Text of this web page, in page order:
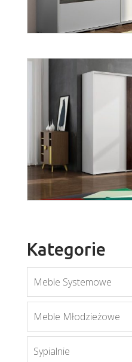
Kategorie
Meble Systemowe
Meble Młodzieżowe
Sypialnie